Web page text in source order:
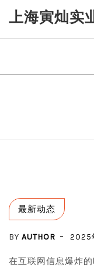
Skip
to
content
上海寅灿实
最新动态
BY AUTHOR 2025
在互联网信息爆炸